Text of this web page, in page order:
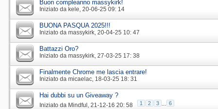
Buon compleanno massykirk!
Iniziato da kele‎, 20-06-25 09: 14
BUONA PASQUA 2025!!!
Iniziato da massykirk‎, 20-04-25 10: 47
Battazzi Oro?
Iniziato da massykirk‎, 27-03-25 17: 38
Finalmente Chrome me lascia entrare!
Iniziato da micaelac‎, 18-03-25 18: 31
Hai dubbi su un Giveaway ?
Iniziato da Mindful‎, 21-12-16 20: 58 1 2 3 ... 6